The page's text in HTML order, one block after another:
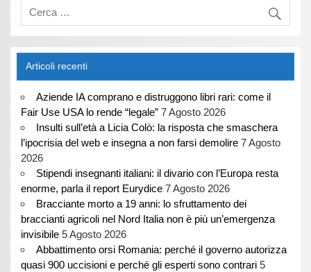
Articoli recenti
Aziende IA comprano e distruggono libri rari: come il
Fair Use USA lo rende “legale” 7 Agosto 2026
Insulti sull’età a Licia Colò: la risposta che smaschera
l’ipocrisia del web e insegna a non farsi demolire 7 Agosto
2026
Stipendi insegnanti italiani: il divario con l’Europa resta
enorme, parla il report Eurydice 7 Agosto 2026
Bracciante morto a 19 anni: lo sfruttamento dei
braccianti agricoli nel Nord Italia non è più un’emergenza
invisibile 5 Agosto 2026
Abbattimento orsi Romania: perché il governo autorizza
quasi 900 uccisioni e perché gli esperti sono contrari 5